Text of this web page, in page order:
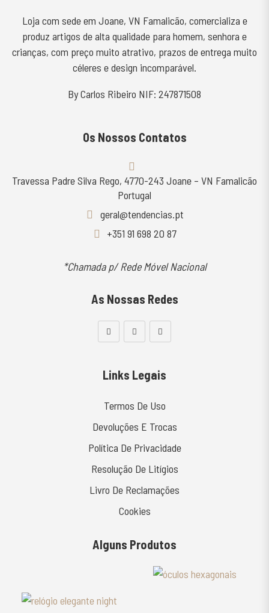
Loja com sede em Joane, VN Famalicão, comercializa e
produz artigos de alta qualidade para homem, senhora e
crianças, com preço muito atrativo, prazos de entrega muito
céleres e design incomparável.
By Carlos Ribeiro NIF: 247871508
Os Nossos Contatos
Travessa Padre Silva Rego, 4770-243 Joane – VN Famalicão
Portugal
geral@tendencias.pt
+351 91 698 20 87
*Chamada p/ Rede Móvel Nacional
As Nossas Redes
Links Legais
Termos De Uso
Devoluções E Trocas
Política De Privacidade
Resolução De Litígios
Livro De Reclamações
Cookies
Alguns Produtos